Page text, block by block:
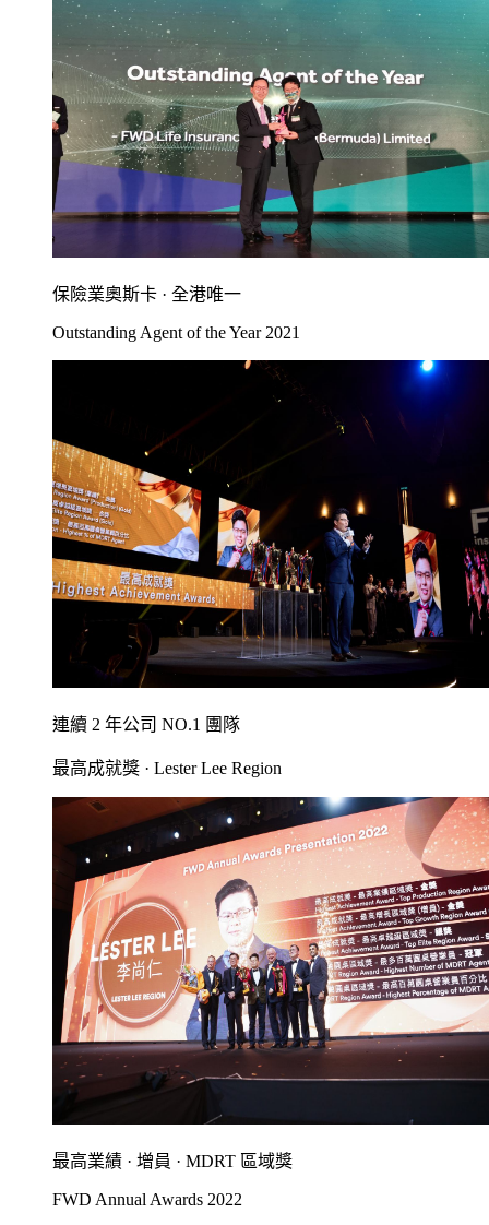
保險業奧斯卡 · 全港唯一
Outstanding Agent of the Year 2021
連續 2 年公司 NO.1 團隊
最高成就獎 · Lester Lee Region
最高業績 · 增員 · MDRT 區域獎
FWD Annual Awards 2022